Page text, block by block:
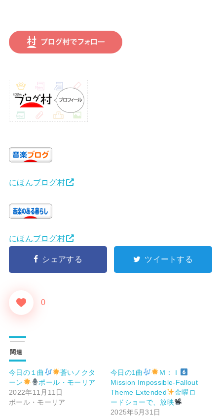
にほんブログ村
にほんブログ村
シェアする ツイートする
0
関連
今日の１曲
蒼いノクタ
ーン
ポール・モーリア
2022年11月11日
ポール・モーリア
今日の1曲
Ｍ：Ｉ
Mission Impossible-Fallout
Theme Extended
金曜ロ
ードショーで、放映
2025年5月31日